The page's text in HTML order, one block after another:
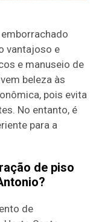
vantajoso e
e manuseio de
beleza às
pois evita
No entanto, é
para a
de piso
de